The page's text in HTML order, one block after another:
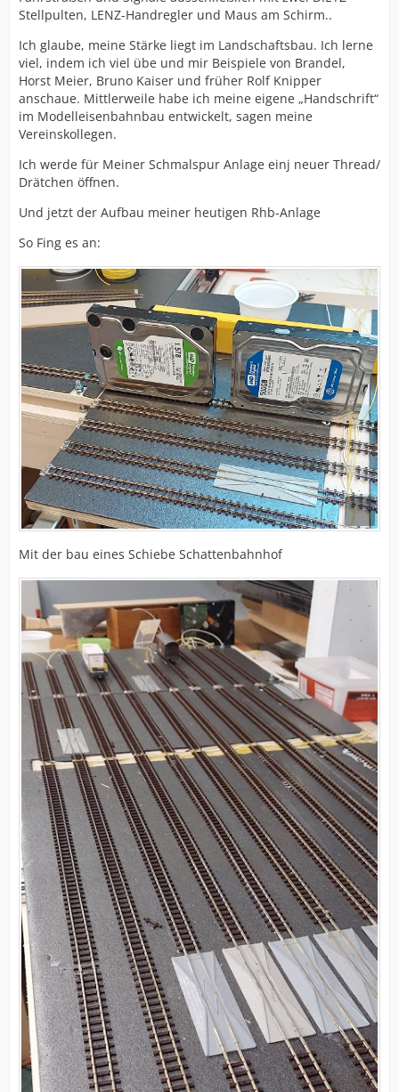
Stellpulten, LENZ-Handregler und Maus am Schirm..
Ich glaube, meine Stärke liegt im Landschaftsbau. Ich lerne
viel, indem ich viel übe und mir Beispiele von Brandel,
Horst Meier, Bruno Kaiser und früher Rolf Knipper
anschaue. Mittlerweile habe ich meine eigene „Handschrift“
im Modelleisenbahnbau entwickelt, sagen meine
Vereinskollegen.
Ich werde für Meiner Schmalspur Anlage einj neuer Thread/
Drätchen öffnen.
Und jetzt der Aufbau meiner heutigen Rhb-Anlage
So Fing es an:
Mit der bau eines Schiebe Schattenbahnhof